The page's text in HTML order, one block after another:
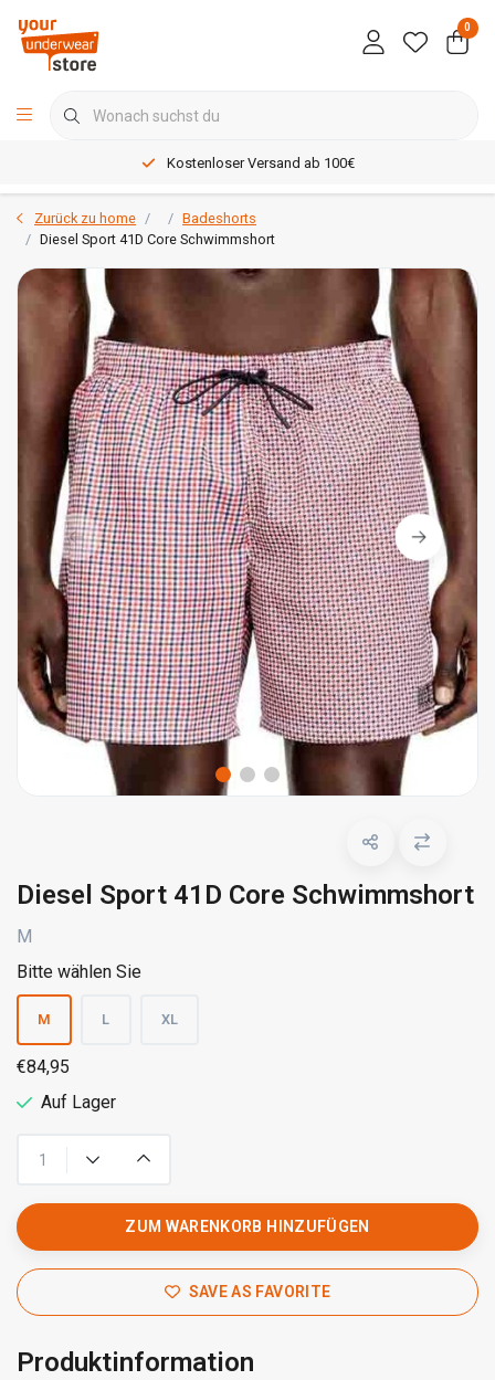
0
Kostenloser Versand ab 100€
Zurück zu home
Badeshorts
Diesel Sport 41D Core Schwimmshort
Diesel Sport 41D Core Schwimmshort
M
Bitte wählen Sie
M L XL
€84,95
Auf Lager
ZUM WARENKORB HINZUFÜGEN
SAVE AS FAVORITE
Produktinformation